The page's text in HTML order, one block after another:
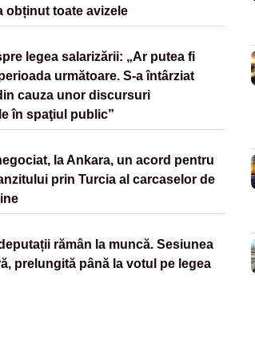
obținut toate avizele
legea salarizării: „Ar putea fi
următoare. S-a întârziat
cauza unor discursuri
în spaţiul public”
la Ankara, un acord pentru
prin Turcia al carcaselor de
rămân la muncă. Sesiunea
prelungită până la votul pe legea